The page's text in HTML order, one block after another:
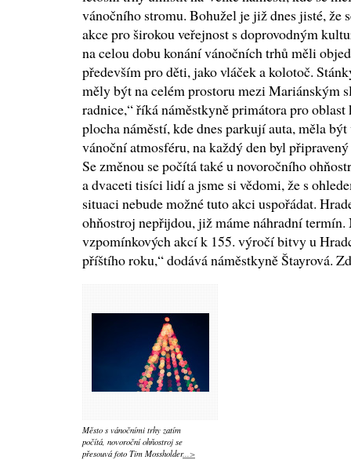
vánočního stromu. Bohužel je již dnes jisté, že
akce pro širokou veřejnost s doprovodným
na celou dobu konání vánočních trhů měli
především pro děti, jako vláček a kolotoč.
měly být na celém prostoru mezi Mariánským
radnice,“ říká náměstkyně primátora pro
plocha náměstí, kde dnes parkují auta, měla
vánoční atmosféru, na každý den byl
Se změnou se počítá také u novoročního
a dvaceti tisíci lidí a jsme si vědomi, že s
situaci nebude možné tuto akci uspořádat.
ohňostroj nepřijdou, již máme náhradní
vzpomínkových akcí k 155. výročí bitvy u
příštího roku,“ dodává náměstkyně Štayrová.
Město s vánočními trhy zatím
počítá, novoroční ohňostroj se
přesouvá foto Tim Mossholder...>